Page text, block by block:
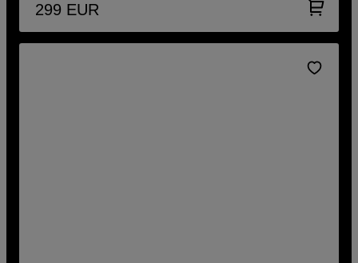
299 EUR